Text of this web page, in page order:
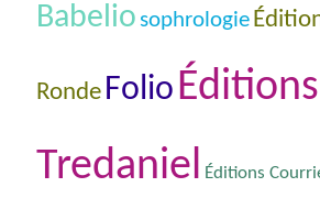
Babelio sophrologie
Ronde Folio
Tredaniel Éditions